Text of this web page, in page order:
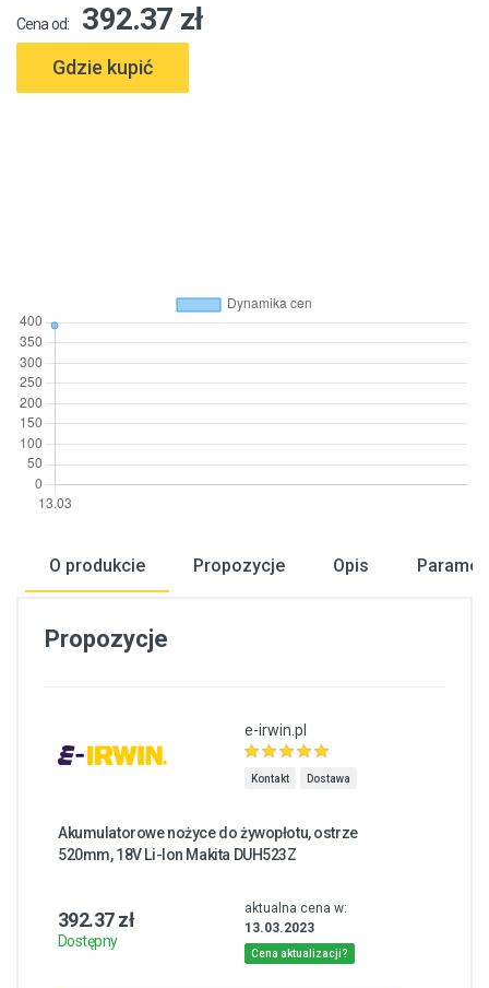
Cena od: 392.37 zł
Gdzie kupić
O produkcie Propozycje Opis
Propozycje
e-irwin.pl
Kontakt Dostawa
Akumulatorowe nożyce do żywopłotu, ostrze
520mm, 18V Li-Ion Makita DUH523Z
392.37 zł
Dostępny
aktualna cena w:
13.03.2023
Cena aktualizacji?